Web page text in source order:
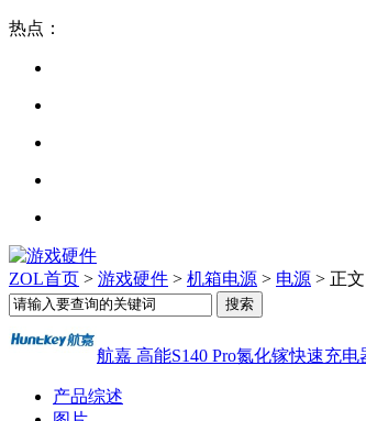
热点：
ZOL首页 > 游戏硬件 > 机箱电源 > 电源 > 正文
航嘉 高能S140 Pro氮化镓快速充电
产品综述